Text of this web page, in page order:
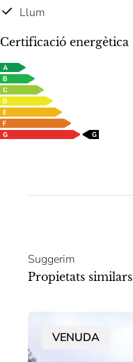
Llum
Certificació energètica
Suggerim
Propietats similars
VENUDA